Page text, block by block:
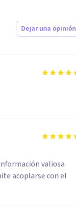
Dejar una opinión
valiosa
acoplarse con el